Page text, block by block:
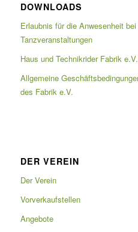
DOWNLOADS
Erlaubnis für die Anwesenheit
Tanzveranstaltungen
Haus und Technikrider Fabrik e.V.
Allgemeine
des Fabrik e.V.
DER VEREIN
Der Verein
Vorverkaufstellen
Angebote